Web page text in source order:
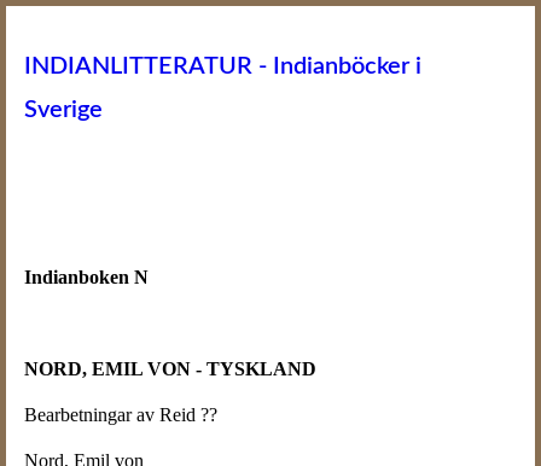
INDIANLITTERATUR - Indianböcker i
Sverige
Indianboken N
NORD, EMIL VON - TYSKLAND
Bearbetningar av Reid ??
Nord, Emil von